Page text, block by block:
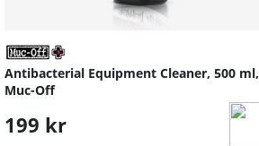
Antibacterial Equipment Cleaner, 500 ml,
Muc-Off
199 kr